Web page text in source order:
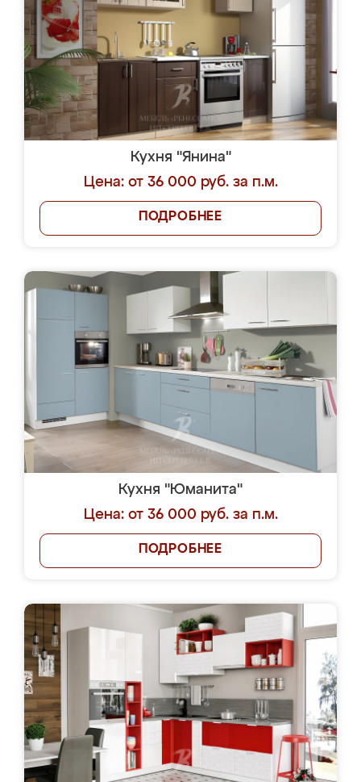
Кухня "Янина"
Цена: от 36 000 руб. за п.м.
ПОДРОБНЕЕ
Кухня "Юманита"
Цена: от 36 000 руб. за п.м.
ПОДРОБНЕЕ